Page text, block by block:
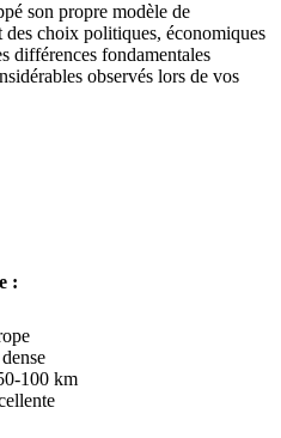
son propre modèle de
choix politiques, économiques
différences fondamentales
observés lors de vos
:
100 km